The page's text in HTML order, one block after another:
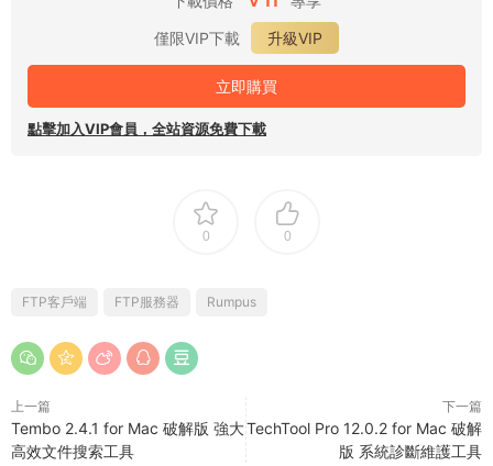
僅限VIP下載
升級VIP
立即購買
點擊加入VIP會員，全站資源免費下載
0 0
FTP客戶端 FTP服務器 Rumpus
上一篇
Tembo 2.4.1 for Mac 破解版 強大
高效文件搜索工具
下一篇
TechTool Pro 12.0.2 for Mac 破解
版 系統診斷維護工具